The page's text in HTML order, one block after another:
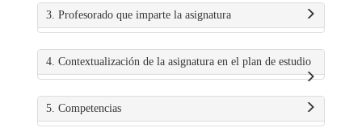
3. Profesorado que imparte la asignatura
4. Contextualización de la asignatura en el plan de estudio
5. Competencias